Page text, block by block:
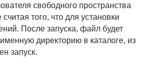
свободного пространства
того, что для установки
После запуска, файл будет
директорию в каталоге, из
запуск.